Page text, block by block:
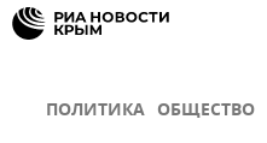
ПОЛИТИКА ОБЩЕСТВО